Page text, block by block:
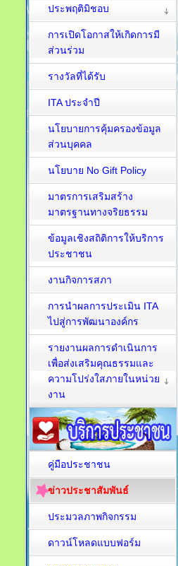
ประพฤติมิชอบ
การเปิดโอกาสให้เกิดการมี
ส่วนร่วม
รางวัลที่ได้รับ
ITA ประจำปี
นโยบายการคุ้มครองข้อมูล
ส่วนบุคคล
นโยบาย No Gift Policy
มาตรการเสริมสร้าง
มาตรฐานทางจริยธรรม
ข้อมูลเชิงสถิติการให้บริการ
ประชาชน
งานกิจการสภา
การนำผลการประเมิน ITA
ไปสู่การพัฒนาองค์กร
รายงานผลการดำเนินการ
เพื่อส่งเสริมคุณธรรมและ
ความโปร่งใสภายในหน่วย
งาน
คู่มือประชาชน
ข่าวประชาสัมพันธ์
ประมวลภาพกิจกรรม
ดาวน์โหลดแบบฟอร์ม